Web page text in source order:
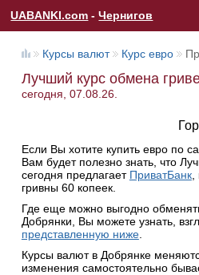
UABANKI.com -Чернигов
Курсы валют Курс евро
Лучший курс обмена
сегодня, 07.08.26.
Если Вы хотите купить евро по
Вам будет полезно знать, что
сегодня предлагает ПриватБанк,
гривны 60 копеек.
Где еще можно выгодно
Добрянки, Вы можете узнать,
представленную ниже.
Курсы валют в Добрянке
изменения самостоятельно